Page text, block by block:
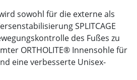
sowohl für die externe als
SPLITCAGE
des Fußes zu
ORTHOLITE® Innensohle für
eine verbesserte Unisex-